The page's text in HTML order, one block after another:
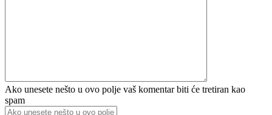
Ako unesete nešto u ovo polje vaš komentar biti će tretiran kao
spam